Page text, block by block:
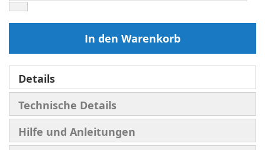
In den Warenkorb
Details
Technische Details
Hilfe und Anleitungen